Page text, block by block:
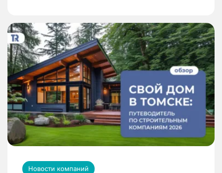
Новости компаний